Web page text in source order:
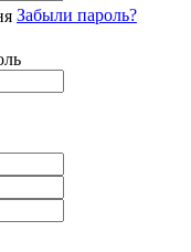
Забыли пароль?